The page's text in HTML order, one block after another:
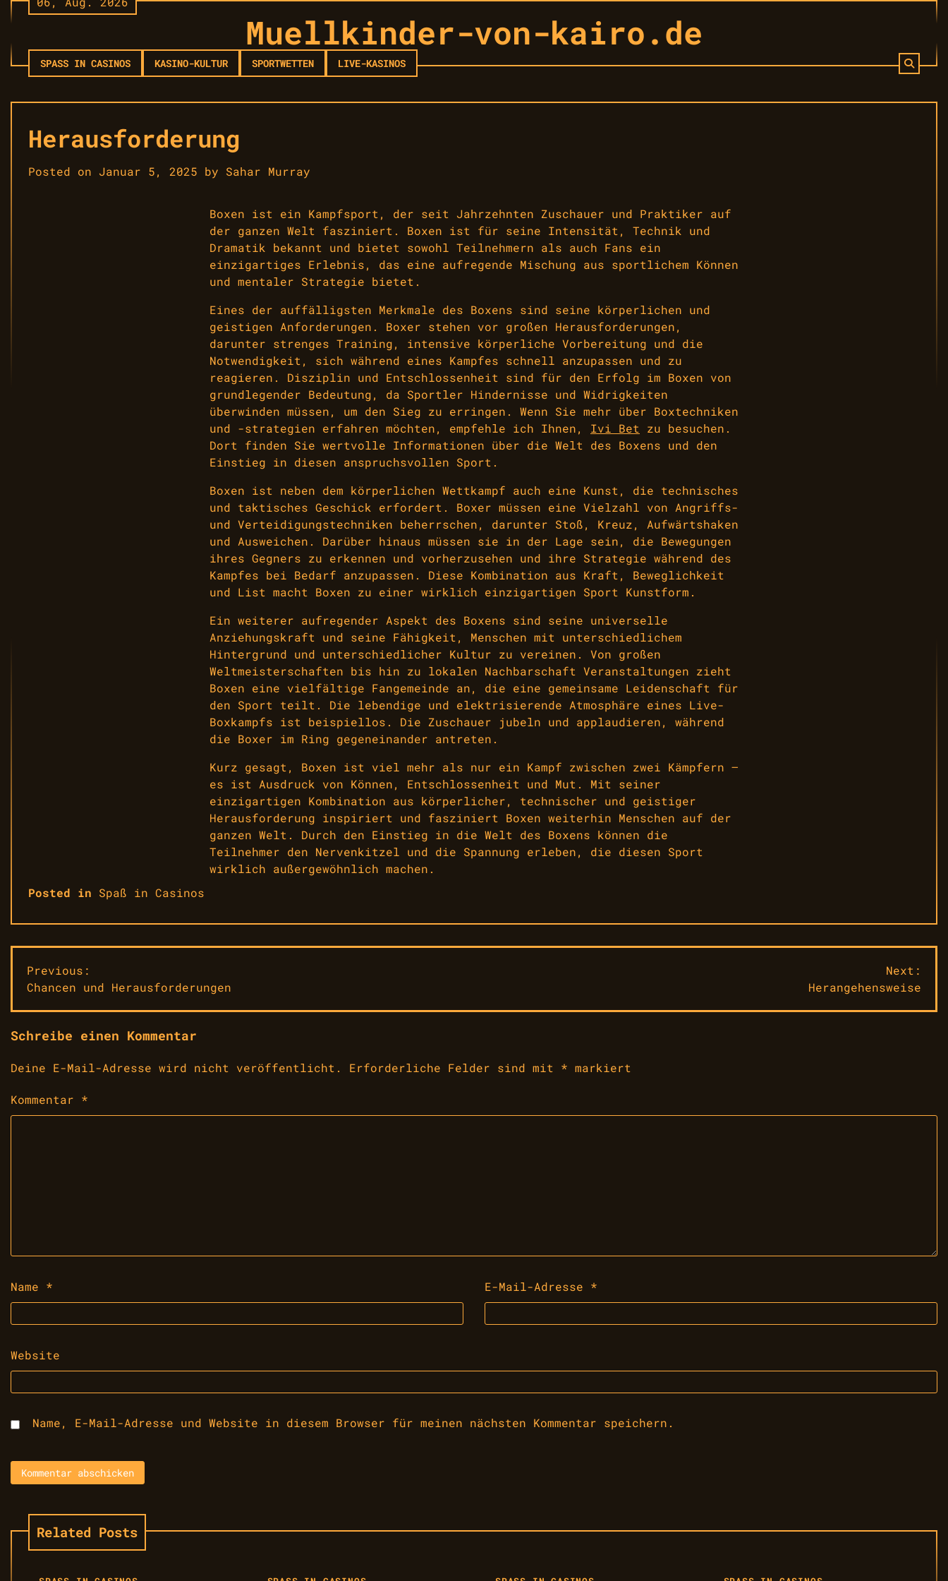
Skip
to
Muellkinder-von-kairo.de
SPASS IN CASINOS KASINO-KULTUR SPORTWETTEN LIVE-KASINOS
Herausforderung
Posted on Januar 5, 2025 by Sahar Murray
Boxen ist ein Kampfsport, der seit Jahrzehnten Zuschauer und Praktiker auf
der ganzen Welt fasziniert. Boxen ist für seine Intensität, Technik und
Dramatik bekannt und bietet sowohl Teilnehmern als auch Fans ein
einzigartiges Erlebnis, das eine aufregende Mischung aus sportlichem Können
und mentaler Strategie bietet.
Eines der auffälligsten Merkmale des Boxens sind seine körperlichen und
geistigen Anforderungen. Boxer stehen vor großen Herausforderungen,
darunter strenges Training, intensive körperliche Vorbereitung und die
Notwendigkeit, sich während eines Kampfes schnell anzupassen und zu
reagieren. Disziplin und Entschlossenheit sind für den Erfolg im Boxen von
grundlegender Bedeutung, da Sportler Hindernisse und Widrigkeiten
überwinden müssen, um den Sieg zu erringen. Wenn Sie mehr über Boxtechniken
und -strategien erfahren möchten, empfehle ich Ihnen, Ivi Bet zu besuchen.
Dort finden Sie wertvolle Informationen über die Welt des Boxens und den
Einstieg in diesen anspruchsvollen Sport.
Boxen ist neben dem körperlichen Wettkampf auch eine Kunst, die technisches
und taktisches Geschick erfordert. Boxer müssen eine Vielzahl von Angriffs-
und Verteidigungstechniken beherrschen, darunter Stoß, Kreuz, Aufwärtshaken
und Ausweichen. Darüber hinaus müssen sie in der Lage sein, die Bewegungen
ihres Gegners zu erkennen und vorherzusehen und ihre Strategie während des
Kampfes bei Bedarf anzupassen. Diese Kombination aus Kraft, Beweglichkeit
und List macht Boxen zu einer wirklich einzigartigen Sport Kunstform.
Ein weiterer aufregender Aspekt des Boxens sind seine universelle
Anziehungskraft und seine Fähigkeit, Menschen mit unterschiedlichem
Hintergrund und unterschiedlicher Kultur zu vereinen. Von großen
Weltmeisterschaften bis hin zu lokalen Nachbarschaft Veranstaltungen zieht
Boxen eine vielfältige Fangemeinde an, die eine gemeinsame Leidenschaft für
den Sport teilt. Die lebendige und elektrisierende Atmosphäre eines Live-
Boxkampfs ist beispiellos. Die Zuschauer jubeln und applaudieren, während
die Boxer im Ring gegeneinander antreten.
Kurz gesagt, Boxen ist viel mehr als nur ein Kampf zwischen zwei Kämpfern –
es ist Ausdruck von Können, Entschlossenheit und Mut. Mit seiner
einzigartigen Kombination aus körperlicher, technischer und geistiger
Herausforderung inspiriert und fasziniert Boxen weiterhin Menschen auf der
ganzen Welt. Durch den Einstieg in die Welt des Boxens können die
Teilnehmer den Nervenkitzel und die Spannung erleben, die diesen Sport
wirklich außergewöhnlich machen.
Posted in Spaß in Casinos
Beitragsnavigation
Previous:
Chancen und Herausforderungen
Next:
Herangehensweise
Schreibe einen Kommentar
Deine E-Mail-Adresse wird nicht veröffentlicht. Erforderliche Felder sind mit * markiert
Kommentar *
Name * E-Mail-Adresse *
Website
Name, E-Mail-Adresse und Website in diesem Browser für meinen nächsten Kommentar speichern.
Related Posts